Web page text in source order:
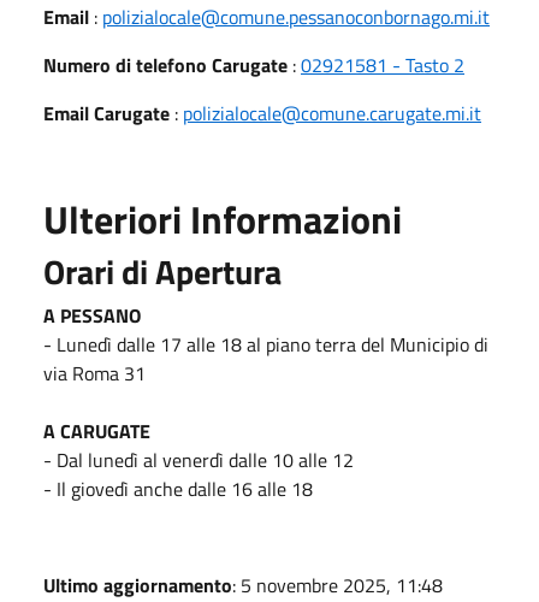
Email : polizialocale@comune.pessanoconbornago.mi.it
Numero di telefono Carugate :02921581 - Tasto 2
Email Carugate : polizialocale@comune.carugate.mi.it
Ulteriori Informazioni
Orari di Apertura
A PESSANO
- Lunedì dalle 17 alle 18 al piano terra del Municipio di
via Roma 31
A CARUGATE
- Dal lunedì al venerdì dalle 10 alle 12
- Il giovedì anche dalle 16 alle 18
Ultimo aggiornamento: 5 novembre 2025, 11:48